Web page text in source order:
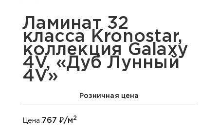
Ламинат 32
класса Kronostar,
коллекция Galaxy
4V, «Дуб Лунный
4V»
Розничная цена
Цена:767 ₽/м2